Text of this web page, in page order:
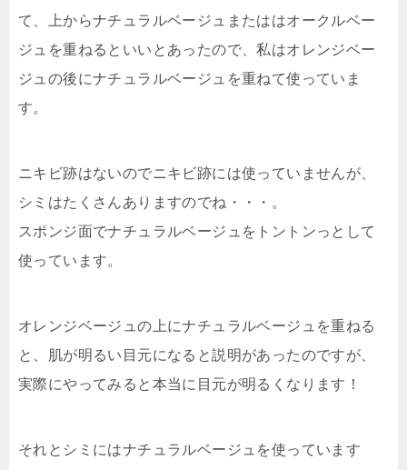
て、上からナチュラルベージュまたははオークルベー
ジュを重ねるといいとあったので、私はオレンジベー
ジュの後にナチュラルベージュを重ねて使っていま
す。
ニキビ跡はないのでニキビ跡には使っていませんが、
シミはたくさんありますのでね・・・。
スポンジ面でナチュラルベージュをトントンっとして
使っています。
オレンジベージュの上にナチュラルベージュを重ねる
と、肌が明るい目元になる と説明があったのですが、
実際にやってみると本当に目元が明るくなります！
それとシミにはナチュラルベージュを使っています